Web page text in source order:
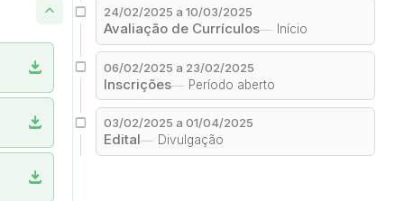
download
download
download
24/02/2025 a 10/03/2025
Avaliação de Currículos Início
06/02/2025 a 23/02/2025
Inscrições Período aberto
03/02/2025 a 01/04/2025
Edital Divulgação